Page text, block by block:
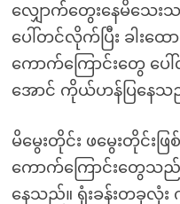
လျှောက်တွေးနေမိသေး
ပေါ်တင်လိုက်ပြီး ခါးထ
ကောက်ကြောင်းတွေ ပ
အောင် ကိုယ်ဟန်ပြနေသ
မိမွေးတိုင်း ဖမွေးတိုင်း
ကောက်ကြောင်းတွေသည်
နေသည်။ ရုံးခန်းတခုလုံး